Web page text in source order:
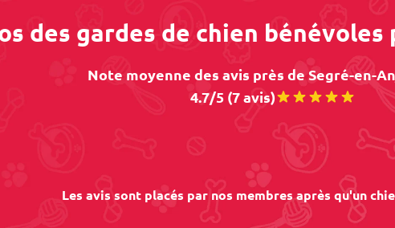
des gardes de chien
Note moyenne des avis près de Segré-en-
4.7/5 (7 avis)
Les avis sont placés par nos membres après qu'un